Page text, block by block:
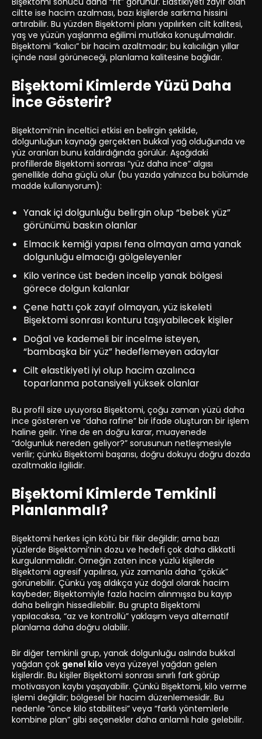
ciltte ise hacim azalması, bazı kişilerde sarkma hissini
artırabilir. Bu yüzden Bişektomi planı yapılırken cilt kalitesi,
yaş ve yüzün yaşlanma eğilimi mutlaka konuşulmalıdır.
Bişektomi “kalıcı” bir hacim azaltmadır; bu kalıcılığın yıllar
içinde nasıl görüneceği, planlama kalitesine bağlıdır.
Bişektomi Kimlerde Yüzü Daha
İnce Gösterir?
Bişektomi’nin inceltici etkisi en belirgin şekilde,
dolgunluğun kaynağı gerçekten bukkal yağ olduğunda ve
yüz oranları bunu kaldırdığında görülür. Aşağıdaki
profillerde Bişektomi sonrası “yüz daha ince” algısı
genellikle daha güçlü olur (bu yazıda yalnızca bu bölümde
madde kullanıyorum):
Yanak içi dolgunluğu belirgin olup “bebek yüz”
görünümü baskın olanlar
Elmacık kemiği yapısı fena olmayan ama yanak
dolgunluğu elmacığı gölgeleyenler
Kilo verince üst beden incelip yanak bölgesi
görece dolgun kalanlar
Çene hattı çok zayıf olmayan, yüz iskeleti
Bişektomi sonrası konturu taşıyabilecek kişiler
Doğal ve kademeli bir incelme isteyen,
“bambaşka bir yüz” hedeflemeyen adaylar
Cilt elastikiyeti iyi olup hacim azalınca
toparlanma potansiyeli yüksek olanlar
Bu profil size uyuyorsa Bişektomi, çoğu zaman yüzü daha
ince gösteren ve “daha rafine” bir ifade oluşturan bir işlem
haline gelir. Yine de en doğru karar, muayenede
“dolgunluk nereden geliyor?” sorusunun netleşmesiyle
verilir; çünkü Bişektomi başarısı, doğru dokuyu doğru dozda
azaltmakla ilgilidir.
Bişektomi Kimlerde Temkinli
Planlanmalı?
Bişektomi herkes için kötü bir fikir değildir; ama bazı
yüzlerde Bişektomi’nin dozu ve hedefi çok daha dikkatli
kurgulanmalıdır. Örneğin zaten ince yüzlü kişilerde
Bişektomi agresif yapılırsa, yüz zamanla daha “çökük”
görünebilir. Çünkü yaş aldıkça yüz doğal olarak hacim
kaybeder; Bişektomiyle fazla hacim alınmışsa bu kayıp
daha belirgin hissedilebilir. Bu grupta Bişektomi
yapılacaksa, “az ve kontrollü” yaklaşım veya alternatif
planlama daha doğru olabilir.
Bir diğer temkinli grup, yanak dolgunluğu aslında bukkal
yağdan çok genel kilo veya yüzeyel yağdan gelen
kişilerdir. Bu kişiler Bişektomi sonrası sınırlı fark görüp
motivasyon kaybı yaşayabilir. Çünkü Bişektomi, kilo verme
işlemi değildir; bölgesel bir hacim düzenlemesidir. Bu
nedenle “önce kilo stabilitesi” veya “farklı yöntemlerle
kombine plan” gibi seçenekler daha anlamlı hale gelebilir.